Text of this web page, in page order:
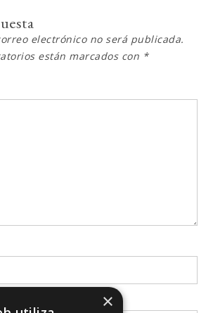
electrónico no será publicada.
están marcados con *
×